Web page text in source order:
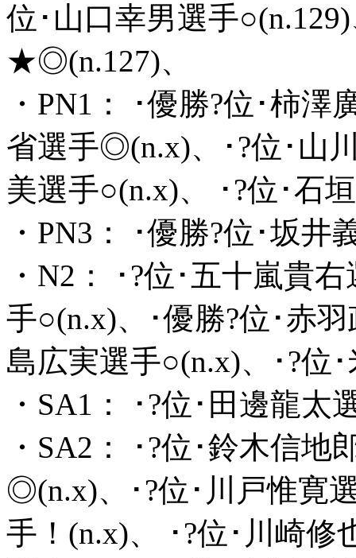
位･山口幸男選手
★◎(n.127)、
・PN1： ･優勝?位･柿
省選手◎(n.x)、･?位･山
美選手○(n.x)、 ･?位･石
・PN3： ･優勝?位･坂
・N2： ･?位･五十嵐貴
手○(n.x)、･優勝?位･赤
島広実選手○(n.x)、･?位
・SA1： ･?位･田邊龍太
・SA2： ･?位･鈴木信地
◎(n.x)、･?位･川戸惟寛
手！(n.x)、 ･?位･川崎修